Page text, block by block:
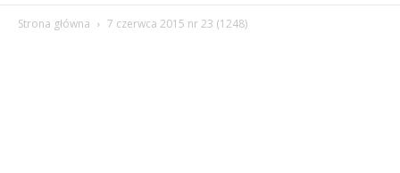
Strona główna 7 czerwca 2015 nr 23 (1248)